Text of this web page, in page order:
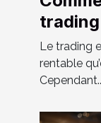
Le trading
rentable